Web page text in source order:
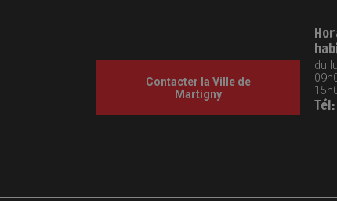
Contacter la Ville de
Martigny
du